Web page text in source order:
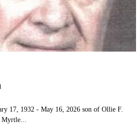
17, 1932 - May 16, 2026 son of Ollie F.